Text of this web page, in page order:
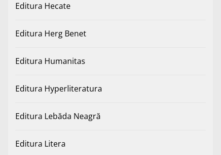
Editura Hecate
Editura Herg Benet
Editura Humanitas
Editura Hyperliteratura
Editura Lebăda Neagră
Editura Litera